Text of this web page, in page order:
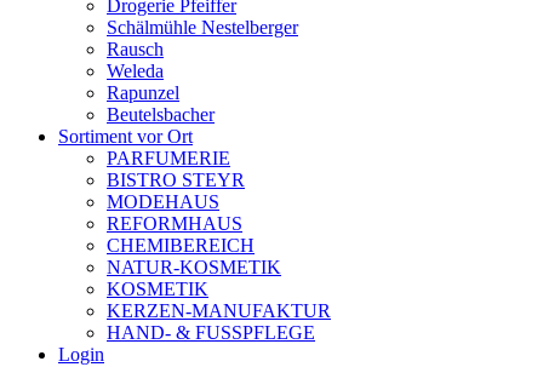
Drogerie Pfeiffer
Schälmühle Nestelberger
Rausch
Weleda
Rapunzel
Beutelsbacher
Sortiment vor Ort
PARFUMERIE
BISTRO STEYR
MODEHAUS
REFORMHAUS
CHEMIBEREICH
NATUR-KOSMETIK
KOSMETIK
KERZEN-MANUFAKTUR
HAND- & FUSSPFLEGE
Login